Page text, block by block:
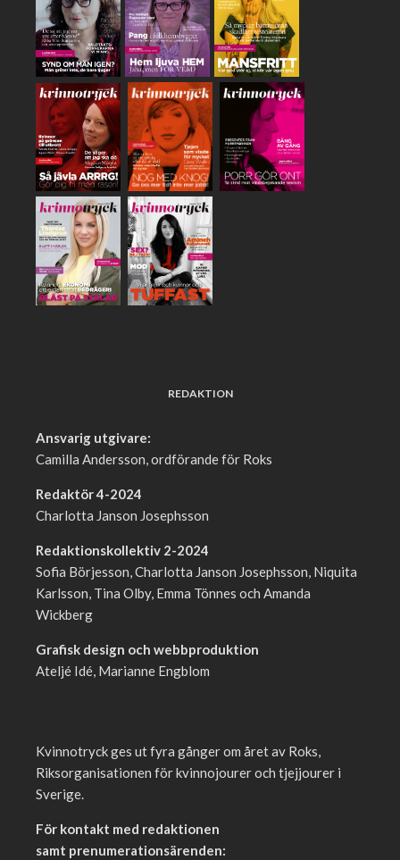
REDAKTION
Ansvarig utgivare:
Camilla Andersson, ordförande för Roks
Redaktör 4-2024
Charlotta Janson Josephsson
Redaktionskollektiv 2-2024
Sofia Börjesson, Charlotta Janson Josephsson, Niquita
Karlsson, Tina Olby, Emma Tönnes och Amanda
Wickberg
Grafisk design och webbproduktion
Ateljé Idé, Marianne Engblom
Kvinnotryck ges ut fyra gånger om året av Roks,
Riksorganisationen för kvinnojourer och tjejjourer i
Sverige.
För kontakt med redaktionen
samt prenumerationsärenden: